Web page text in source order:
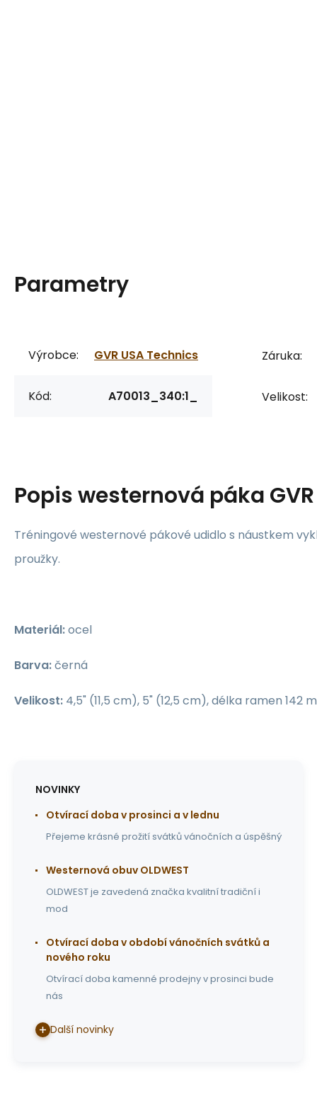
Parametry
Výrobce: GVR USA Technics
Kód: A70013_340:1_
Záruka:
Velikost:
Popiswesternová páka
Tréningové westernové pákové udidlo s náustkem
proužky.
Materiál:ocel
Barva:černá
Velikost: 4,5" (11,5 cm), 5" (12,5 cm), délka ramen 142
NOVINKY
Otvírací doba v prosinci a v lednu
Přejeme krásné prožití svátků vánočních a úspěšný
Westernová obuv OLDWEST
OLDWEST je zavedená značka kvalitní tradiční i
mod
Otvírací doba v období vánočních svátků a
nového roku
Otvírací doba kamenné prodejny v prosinci bude
nás
Další novinky